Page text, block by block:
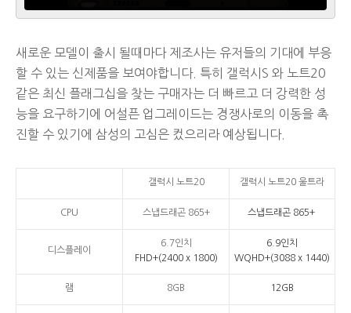
새로운 모델이 출시 될때마다 제조사는 유저들의 기대에 부응
할 수 있는 신제품을 보여야합니다. 특히 갤럭시S 와 노트20
같은 최신 플래그십을 찾는 구매자는 더 빠르고 더 강력한 성
능을 요구하기에 어설픈 업그레이드는 경쟁사로의 이동을 촉
진할 수 있기에 삼성의 고심은 컸으리라 예상됩니다.
갤럭시 노트20 갤럭시 노트20 울트라
CPU 스냅드래곤 865+ 스냅드래곤 865+
디스플레이
6.7인치
FHD+(2400 x 1800)
6.9인치
WQHD+(3088 x 1440)
램 8GB 12GB